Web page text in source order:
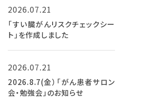
2026.07.21
「すい臓がんリスクチェックシー
ト」を作成しました
2026.07.21
2026.8.7(金）「がん患者サロン
会・勉強会」のお知らせ